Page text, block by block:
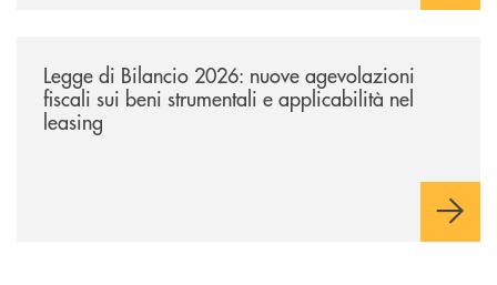
Legge di Bilancio 2026: nuove agevolazioni
fiscali sui beni strumentali e applicabilità nel
leasing